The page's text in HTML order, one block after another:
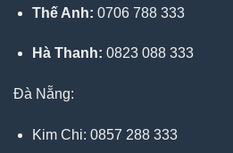
Thế Anh: 0706 788 333
Hà Thanh: 0823 088 333
Đà Nẵng:
Kim Chi: 0857 288 333